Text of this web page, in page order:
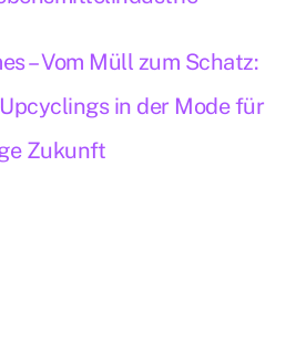
– Vom Müll zum Schatz:
in der Mode für
Zukunft